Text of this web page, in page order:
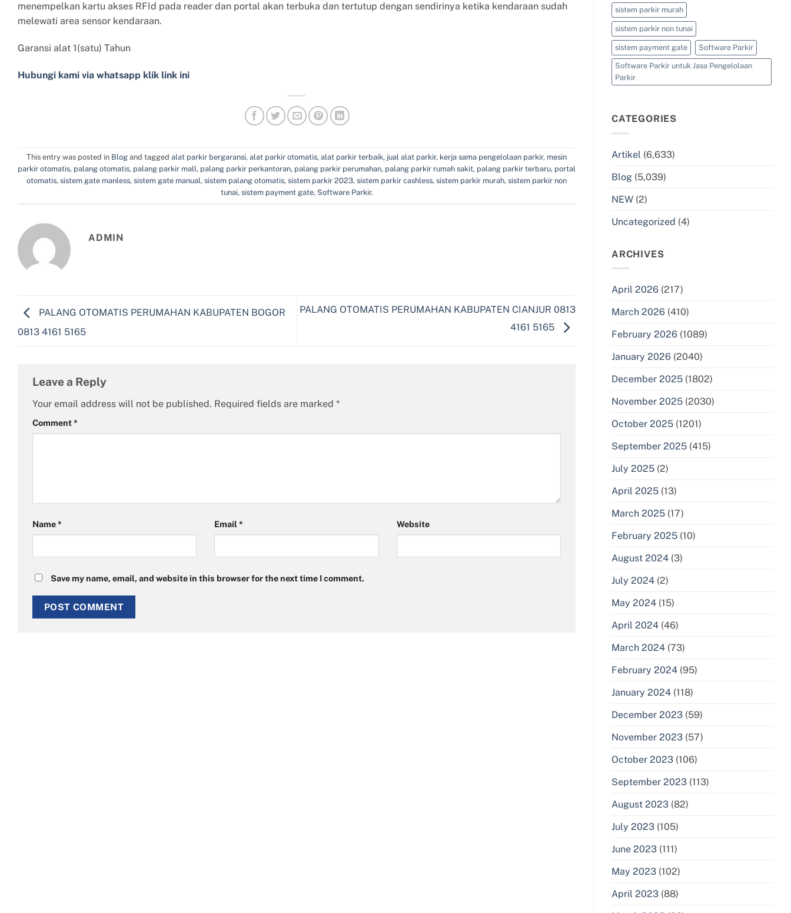
menempelkan kartu akses RFId pada reader dan portal akan terbuka dan tertutup dengan sendirinya ketika kendaraan sudah
melewati area sensor kendaraan.
Garansi alat 1(satu) Tahun
Hubungi kami via whatsapp klik link ini
This entry was posted in Blog and tagged alat parkir bergaransi, alat parkir otomatis, alat parkir terbaik, jual alat parkir, kerja sama pengelolaan parkir, mesin
parkir otomatis, palang otomatis, palang parkir mall, palang parkir perkantoran, palang parkir perumahan, palang parkir rumah sakit, palang parkir terbaru, portal
otomatis, sistem gate manless, sistem gate manual, sistem palang otomatis, sistem parkir 2023, sistem parkir cashless, sistem parkir murah, sistem parkir non
tunai, sistem payment gate, Software Parkir.
ADMIN
PALANG OTOMATIS PERUMAHAN KABUPATEN BOGOR
0813 4161 5165
PALANG OTOMATIS PERUMAHAN KABUPATEN CIANJUR 0813
4161 5165
Leave a Reply
Your email address will not be published. Required fields are marked *
Comment*
Name* Email* Website
Save my name, email, and website in this browser for the next time I comment.
sistem parkir murah
sistem parkir non tunai
sistem payment gate Software Parkir
Software Parkir untuk Jasa Pengelolaan
Parkir
CATEGORIES
Artikel (6,633)
Blog (5,039)
NEW (2)
Uncategorized (4)
ARCHIVES
April 2026 (217)
March 2026 (410)
February 2026 (1089)
January 2026 (2040)
December 2025 (1802)
November 2025 (2030)
October 2025 (1201)
September 2025 (415)
July 2025 (2)
April 2025 (13)
March 2025 (17)
February 2025 (10)
August 2024 (3)
July 2024 (2)
May 2024 (15)
April 2024 (46)
March 2024 (73)
February 2024 (95)
January 2024 (118)
December 2023 (59)
November 2023 (57)
October 2023 (106)
September 2023 (113)
August 2023 (82)
July 2023 (105)
June 2023 (111)
May 2023 (102)
April 2023 (88)